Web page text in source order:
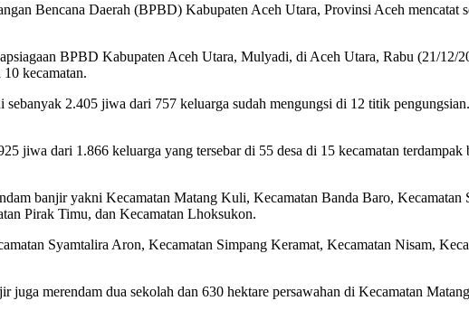
Bencana Daerah (BPBD) Kabupaten Aceh Utara, Provinsi Aceh mencatat
BPBD Kabupaten Aceh Utara, Mulyadi, di Aceh Utara, Rabu (21/12/
kecamatan.
sebanyak 2.405 jiwa dari 757 keluarga sudah mengungsi di 12 titik
jiwa dari 1.866 keluarga yang tersebar di 55 desa di 15 kecamatan
banjir yakni Kecamatan Matang Kuli, Kecamatan Banda Baro,
Pirak Timu, dan Kecamatan Lhoksukon.
Syamtalira Aron, Kecamatan Simpang Keramat, Kecamatan Nisam,
juga merendam dua sekolah dan 630 hektare persawahan di Kecamatan